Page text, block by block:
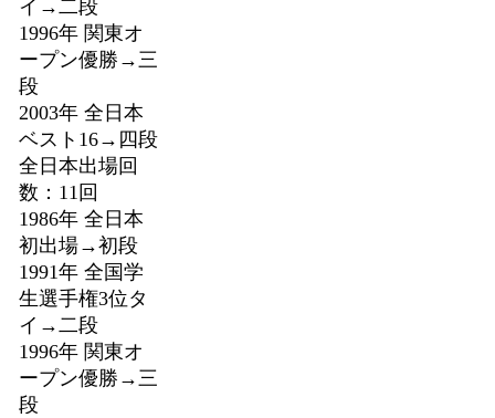
イ→二段
1996年 関東オ
ープン優勝→三
段
2003年 全日本
ベスト16→四段
全日本出場回
数：11回
1986年 全日本
初出場→初段
1991年 全国学
生選手権3位タ
イ→二段
1996年 関東オ
ープン優勝→三
段